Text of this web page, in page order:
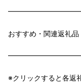
おすすめ・関連返礼品
※クリックすると各返